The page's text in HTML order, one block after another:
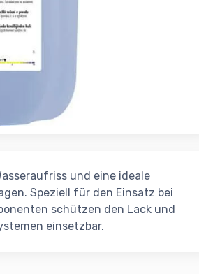
und eine ideale
Speziell für den Einsatz bei
schützen den Lack und
einsetzbar.